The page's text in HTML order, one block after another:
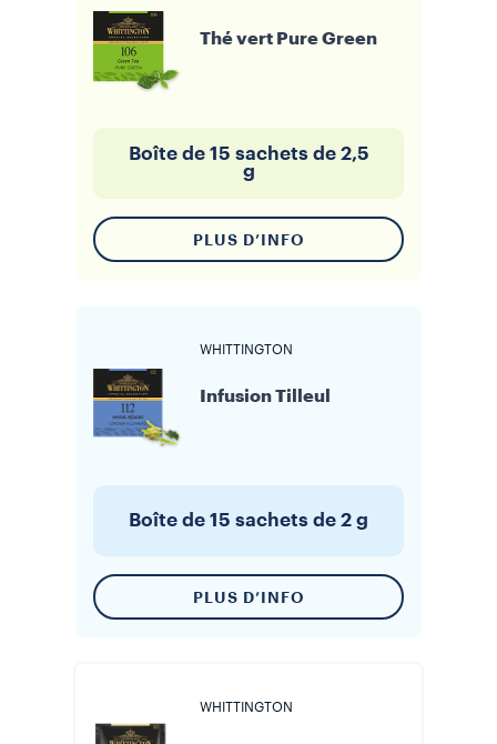
Thé vert Pure Green
Boîte de 15 sachets de 2,5
g
PLUS D’INFO
WHITTINGTON
Infusion Tilleul
Boîte de 15 sachets de 2 g
PLUS D’INFO
WHITTINGTON